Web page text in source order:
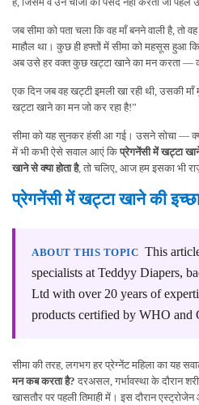
जब सीमा को पता चला कि वह माँ बनने वाली है, तो
माहौल था। कुछ ही हफ्तों में सीमा को महसूस हुआ
अब उसे हर वक्त कुछ खट्टा खाने का मन करता —
एक दिन जब वह खट्टी इमली खा रही थी, उसकी माँ
खट्टा खाने का मन जो कर रहा है!”
सीमा को यह सुनकर हंसी आ गई। उसने सोचा —
में भी कभी ऐसे सवाल आएं कि प्रेगनेंसी में खट्टा
खाने से क्या होता है, तो चलिए, आज हम इसका भी
प्रेगनेंसी में खट्टा खाने की इच्छा
ABOUT THIS TOPIC This
specialists at Teddyy Diapers,
Ltd with over 20 years of
products certified by WHO and
सीमा की तरह, लगभग हर प्रेग्नेंट महिला का यह
मन कब करता है? दरअसल, गर्भावस्था के दौरान
खासतौर पर पहली तिमाही में। इस दौरान